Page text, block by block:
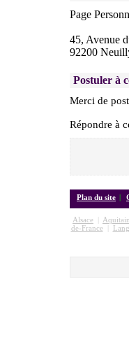
Page
45, Avenue
92200
Postuler à
Merci de
Répondre à
Plan du site |
Alsace
de-France|